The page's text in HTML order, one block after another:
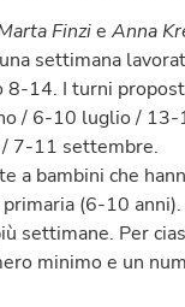
Finzie Anna
settimana
8-14. I turni
/ 6-10 luglio /
7-11 settembre.
a bambini che
(6-10
settimane. Per
minimo e un